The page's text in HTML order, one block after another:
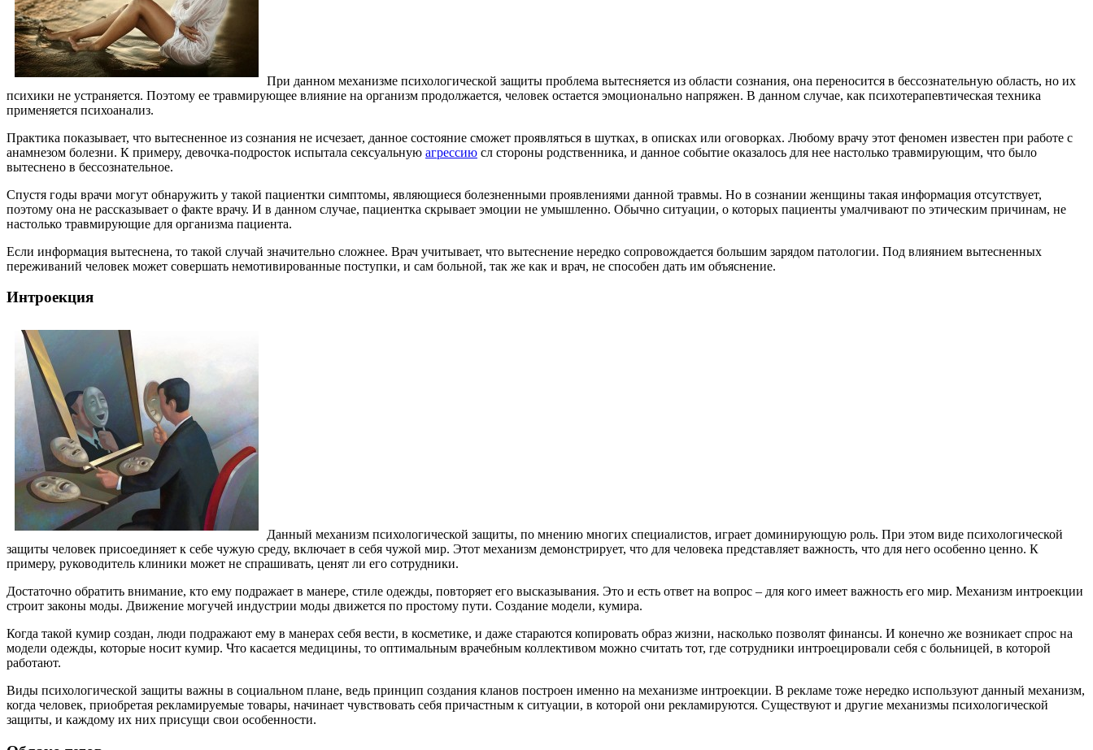
При данном механизме психологической защиты проблема вытесняется из области сознания, она переносится в бессознательную область, но их
психики не устраняется. Поэтому ее травмирующее влияние на организм продолжается, человек остается эмоционально напряжен. В данном случае, как психотерапевтическая техника
применяется психоанализ.
Практика показывает, что вытесненное из сознания не исчезает, данное состояние сможет проявляться в шутках, в описках или оговорках. Любому врачу этот феномен известен при работе с
анамнезом болезни. К примеру, девочка-подросток испытала сексуальную агрессию сл стороны родственника, и данное событие оказалось для нее настолько травмирующим, что было
вытеснено в бессознательное.
Спустя годы врачи могут обнаружить у такой пациентки симптомы, являющиеся болезненными проявлениями данной травмы. Но в сознании женщины такая информация отсутствует,
поэтому она не рассказывает о факте врачу. И в данном случае, пациентка скрывает эмоции не умышленно. Обычно ситуации, о которых пациенты умалчивают по этическим причинам, не
настолько травмирующие для организма пациента.
Если информация вытеснена, то такой случай значительно сложнее. Врач учитывает, что вытеснение нередко сопровождается большим зарядом патологии. Под влиянием вытесненных
переживаний человек может совершать немотивированные поступки, и сам больной, так же как и врач, не способен дать им объяснение.
Интроекция
Данный механизм психологической защиты, по мнению многих специалистов, играет доминирующую роль. При этом виде психологической
защиты человек присоединяет к себе чужую среду, включает в себя чужой мир. Этот механизм демонстрирует, что для человека представляет важность, что для него особенно ценно. К
примеру, руководитель клиники может не спрашивать, ценят ли его сотрудники.
Достаточно обратить внимание, кто ему подражает в манере, стиле одежды, повторяет его высказывания. Это и есть ответ на вопрос – для кого имеет важность его мир. Механизм интроекции
строит законы моды. Движение могучей индустрии моды движется по простому пути. Создание модели, кумира.
Когда такой кумир создан, люди подражают ему в манерах себя вести, в косметике, и даже стараются копировать образ жизни, насколько позволят финансы. И конечно же возникает спрос на
модели одежды, которые носит кумир. Что касается медицины, то оптимальным врачебным коллективом можно считать тот, где сотрудники интроецировали себя с больницей, в которой
работают.
Виды психологической защиты важны в социальном плане, ведь принцип создания кланов построен именно на механизме интроекции. В рекламе тоже нередко используют данный механизм,
когда человек, приобретая рекламируемые товары, начинает чувствовать себя причастным к ситуации, в которой они рекламируются. Существуют и другие механизмы психологической
защиты, и каждому их них присущи свои особенности.